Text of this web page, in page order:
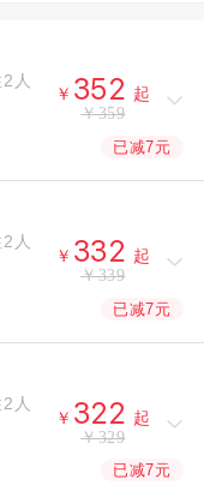
人
￥  
起
￥359
已减7元
2人
￥ 
起
￥339
已减7元
2人
￥  
起
￥329
已减7元